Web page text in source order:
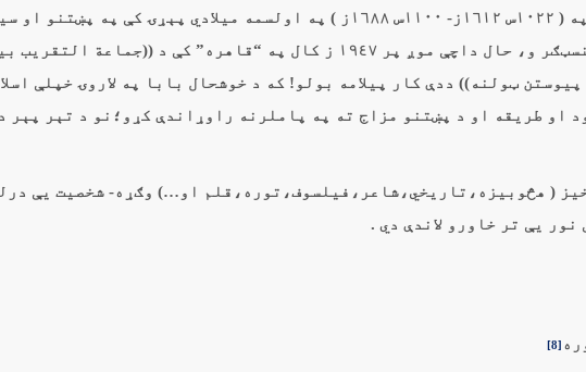
له دې ځايه جوتېږي،چې “خوشحال بابا” په ( ١٠٢٢س ١٦١٢ز- ١١٠٠س ١٦٨٨ز ) په اولسمه ميلادي پېړۍ کې په
(( اسلامي مذاهبو د پيوستون)) مخکښ او بنسټګر و، حال داچې موږ پر ١٩٤٧ ز کال په “قاهره” کې د ((جماعة
پيوستن ټولنه)) ددې کار پيلامه بولو! که د خوشحال بابا په لاروۍ خپلې
او طريقه او د پښتنو مزاج ته په پاملرنه راوړاندې کړو؛نو د تېر پېر
( هڅوبیزه،تاريخي،شاعر،فيلسوف،توره،قلم او…) وګړه- شخصيت يې
يې تر خاورو لاندې دي .
[8]